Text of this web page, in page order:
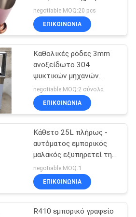
32
ασημένιο
εμπορευματοκιβώτιο
τροφίμων πρόχειρων
τηγανιτών πατατών
negotiable MOQ:20 pcs
ΕΠΙΚΟΙΝΩΝΊΑ
Καθολικές ρόδες 3mm
ανοξείδωτο 304
ψυκτικών μηχανών
πρόχειρων φαγητών
τηγανισμένες
εξοπλισμός επιτραπέζια
negotiable MOQ:2 σύνολα
ΕΠΙΚΟΙΝΩΝΊΑ
Κάθετο 25L πλήρως -
αυτόματος εμπορικός
μαλακός εξυπηρετεί τη
μηχανή παγωτού με τη
μικρή κατανάλωση
ενέργειας
negotiable MOQ:1
ΕΠΙΚΟΙΝΩΝΊΑ
R410 εμπορικό γραφείο